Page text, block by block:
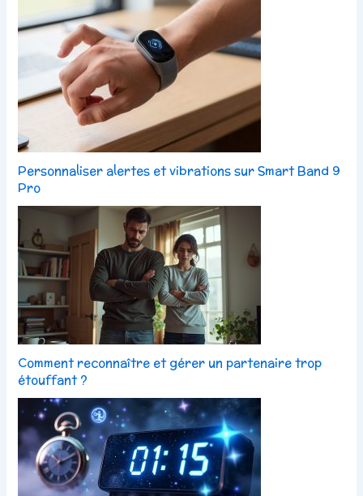
Personnaliser alertes et vibrations sur Smart Band 9
Pro
Comment reconnaître et gérer un partenaire trop
étouffant ?